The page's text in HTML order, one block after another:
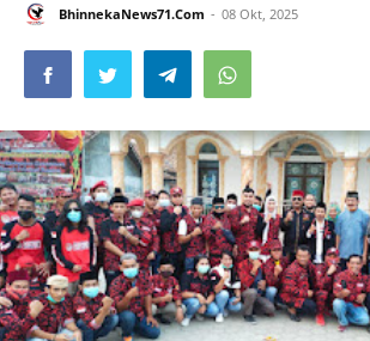
BhinnekaNews71.Com 08 Okt, 2025